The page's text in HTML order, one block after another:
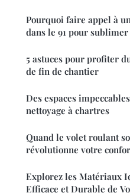
Pourquoi faire appel à
dans le 91 pour sublimer
5 astuces pour profiter
de fin de chantier
Des espaces
nettoyage à chartres
Quand le volet roulant
révolutionne votre
Explorez les Matériaux
Efficace et Durable de